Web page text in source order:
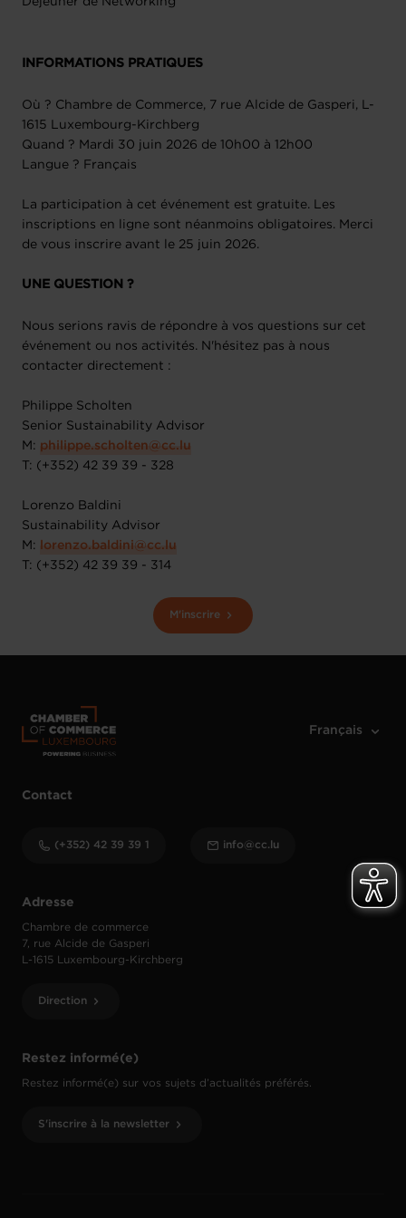
INFORMATIONS PRATIQUES
Où ? Chambre de Commerce, 7 rue Alcide de Gasperi, L-
1615 Luxembourg-Kirchberg
Quand ? Mardi 30 juin 2026 de 10h00 à 12h00
Langue ? Français
La participation à cet événement est gratuite. Les
inscriptions en ligne sont néanmoins obligatoires. Merci
de vous inscrire avant le 25 juin 2026.
UNE QUESTION ?
Nous serions ravis de répondre à vos questions sur cet
événement ou nos activités. N'hésitez pas à nous
contacter directement :
Philippe Scholten
Senior Sustainability Advisor
M: ​philippe.scholten@cc.lu
​T: (+352) 42 39 39 - 328
Lorenzo Baldini
Sustainability Advisor
M:
​lorenzo.baldini@cc.lu​
T: (+352) 42 39 39 - 314
M'inscrire
Restez informé(e)
Restez informé(e) sur vos sujets d’actualités préférés.
S'inscrire à la newsletter
Adresse
Chambre de commerce
7, rue Alcide de Gasperi
L-1615 Luxembourg-Kirchberg
Direction
Contact
(+352) 42 39 39 1 info@cc.lu